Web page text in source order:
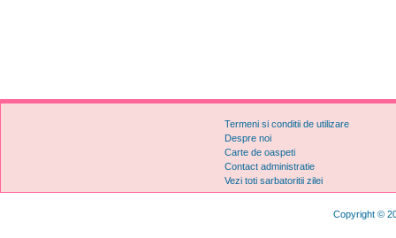
Termeni si conditii de utilizare
Despre noi
Carte de oaspeti
Contact administratie
Vezi toti sarbatoritii zilei
Copyright ©